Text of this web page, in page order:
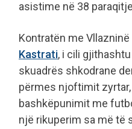
asistime në 38
Kontratën me
Kastrati, i cili
skuadrës shkodrane
përmes njoftimit
bashkëpunimit me
një rikuperim sa më të